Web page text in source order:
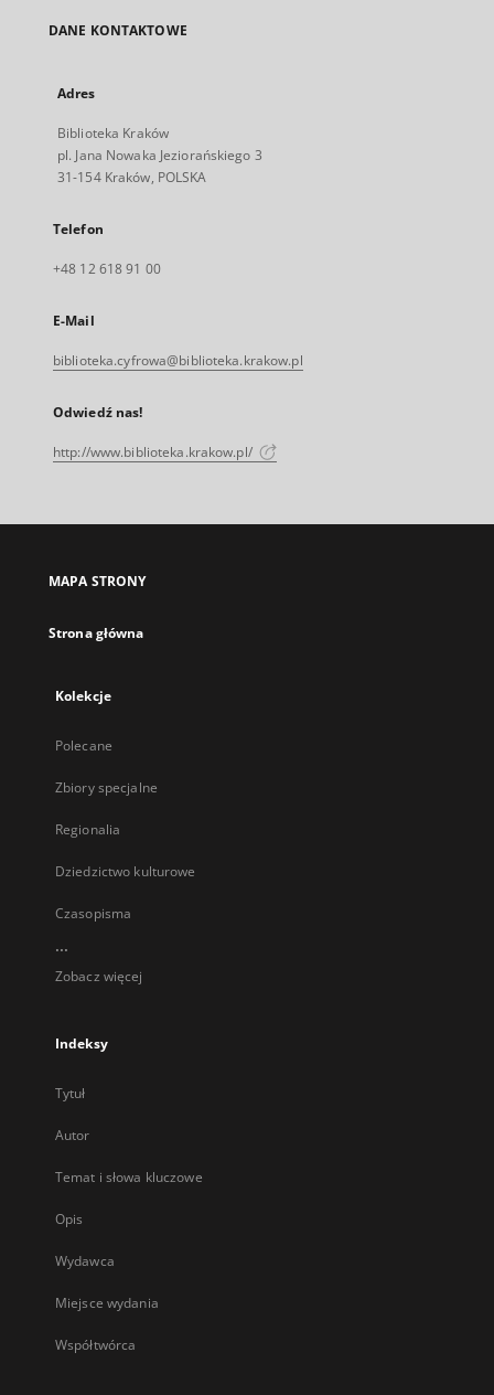
DANE KONTAKTOWE
Adres
Biblioteka Kraków
pl. Jana Nowaka Jeziorańskiego 3
31-154 Kraków, POLSKA
Telefon
+48 12 618 91 00
E-Mail
biblioteka.cyfrowa@biblioteka.krakow.pl
Odwiedź nas!
http://www.biblioteka.krakow.pl/
MAPA STRONY
Strona główna
Kolekcje
Polecane
Zbiory specjalne
Regionalia
Dziedzictwo kulturowe
Czasopisma
...
Zobacz więcej
Indeksy
Tytuł
Autor
Temat i słowa kluczowe
Opis
Wydawca
Miejsce wydania
Współtwórca